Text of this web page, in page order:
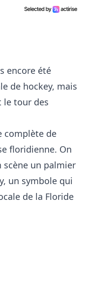
encore été
de hockey, mais
le tour des
complète de
floridienne. On
un palmier
un symbole qui
de la Floride